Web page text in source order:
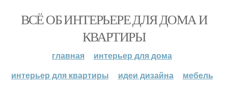
ВСЁ ОБ ИНТЕРЬЕРЕ ДЛЯ ДОМА И
КВАРТИРЫ
главная
интерьер для дома
интерьер для квартиры
идеи дизайна мебель